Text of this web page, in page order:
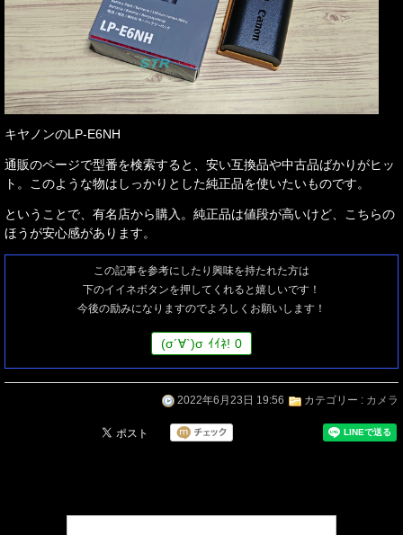
キヤノンのLP-E6NH
通販のページで型番を検索すると、安い互換品や中古品ばかりがヒッ
ト。このような物はしっかりとした純正品を使いたいものです。
ということで、有名店から購入。純正品は値段が高いけど、こちらの
ほうが安心感があります。
この記事を参考にしたり興味を持たれた方は
下のイイネボタンを押してくれると嬉しいです！
今後の励みになりますのでよろしくお願いします！
(σ´∀`)σ ｲｲﾈ! 0
2022年6月23日 19:56 カテゴリー : カメラ